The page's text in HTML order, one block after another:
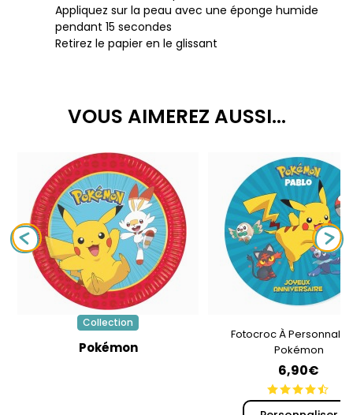
Appliquez sur la peau avec une éponge humide
pendant 15 secondes
Retirez le papier en le glissant​
VOUS AIMEREZ AUSSI...
Collection
Pokémon
Fotocroc À
Pokémon
6,90€